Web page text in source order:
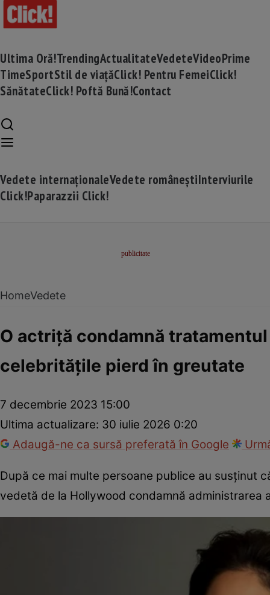
Ultima Oră!TrendingActualitateVedeteVideoPrime
TimeSportStil de viațăClick! Pentru FemeiClick!
SănătateClick! Poftă Bună!Contact
Vedete internaționaleVedete româneștiInterviurile
Click!Paparazzii Click!
HomeVedete
O actriță condamnă
celebritățile pierd în greutate
7 decembrie 2023 15:00
Ultima actualizare: 30 iulie 2026 0:20
Adaugă-ne ca sursă preferată în Google
După ce mai multe persoane publice au susținut
vedetă de la Hollywood condamnă